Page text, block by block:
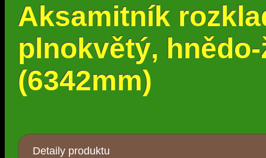
Aksamitník
plnokvětý,
(6342mm)
Detaily produktu